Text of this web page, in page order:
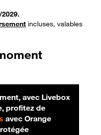
incluses, valables
avec Livebox
profitez de
20 € par mois
avec Orange